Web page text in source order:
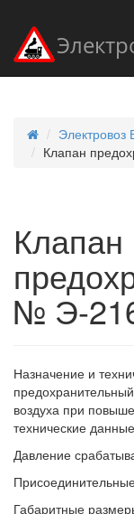
Электровоз
Клапан
Клапан
№ Э-
Назначение и
воздуха при
технические
Давление
Габаритные